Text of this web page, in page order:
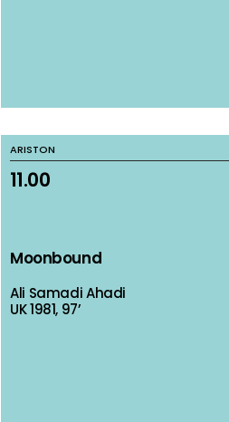
ARISTON
11.00
Moonbound
Ali Samadi Ahadi
UK 1981, 97’
ARISTON
11.00
Moonbound
Ali Samadi Ahadi
UK 1981, 97’